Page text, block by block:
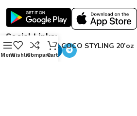
Social Links:
GEL IC COCO STYLING 20’oz
MenuWishlistCompare
0
Cart